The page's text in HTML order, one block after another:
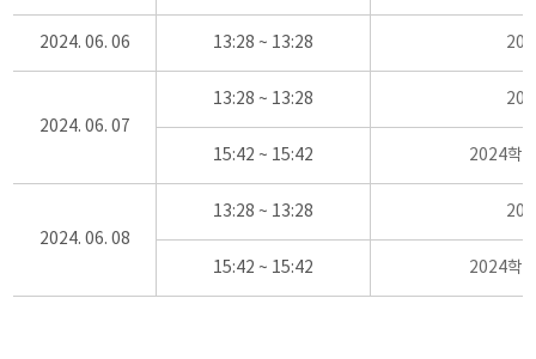
2024. 06. 06 13:28 ~ 13:28
2024. 06. 07
13:28 ~ 13:28
15:42 ~ 15:42 2024학
2024. 06. 08
13:28 ~ 13:28
15:42 ~ 15:42 2024학